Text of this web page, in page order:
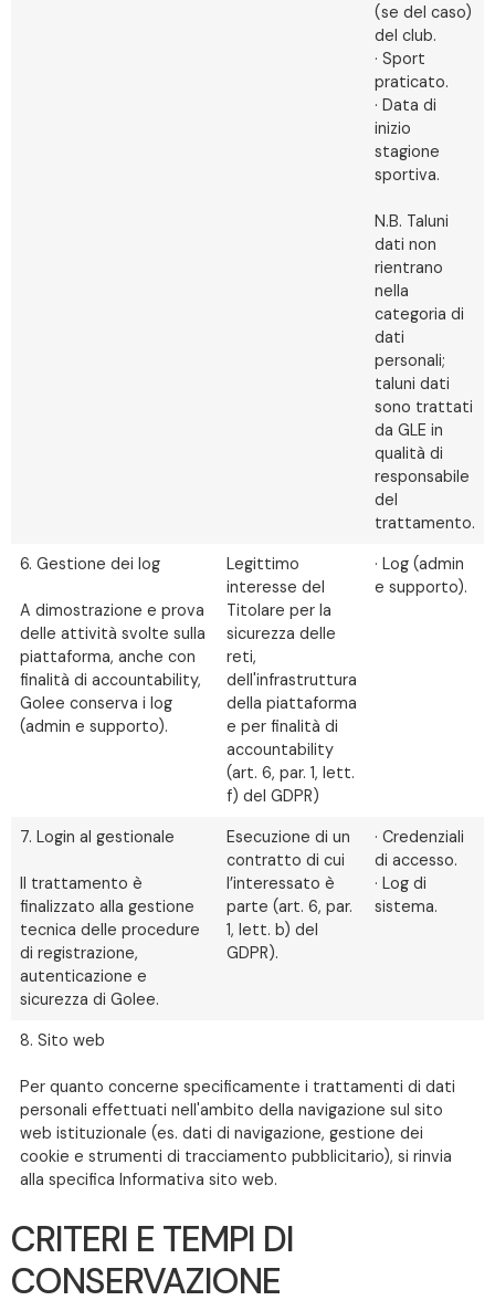
(se del caso)
del club.
· Sport
praticato.
· Data di
inizio
stagione
sportiva.
N.B. Taluni
dati non
rientrano
nella
categoria di
dati
personali;
taluni dati
sono trattati
da GLE in
qualità di
responsabile
del
trattamento.
6. Gestione dei log
A dimostrazione e prova
delle attività svolte sulla
piattaforma, anche con
finalità di accountability,
Golee conserva i log
(admin e supporto).
Legittimo
interesse del
Titolare per la
sicurezza delle
reti,
dell'infrastruttura
della piattaforma
e per finalità di
accountability
(art. 6, par. 1, lett.
f) del GDPR)
· Log (admin
e supporto).
7. Login al gestionale
Il trattamento è
finalizzato alla gestione
tecnica delle procedure
di registrazione,
autenticazione e
sicurezza di Golee.
Esecuzione di un
contratto di cui
l’interessato è
parte (art. 6, par.
1, lett. b) del
GDPR).
· Credenziali
di accesso.
· Log di
sistema.
8. Sito web
Per quanto concerne specificamente i trattamenti di dati
personali effettuati nell'ambito della navigazione sul sito
web istituzionale (es. dati di navigazione, gestione dei
cookie e strumenti di tracciamento pubblicitario), si rinvia
alla specifica Informativa sito web.
CRITERI E TEMPI DI
CONSERVAZIONE